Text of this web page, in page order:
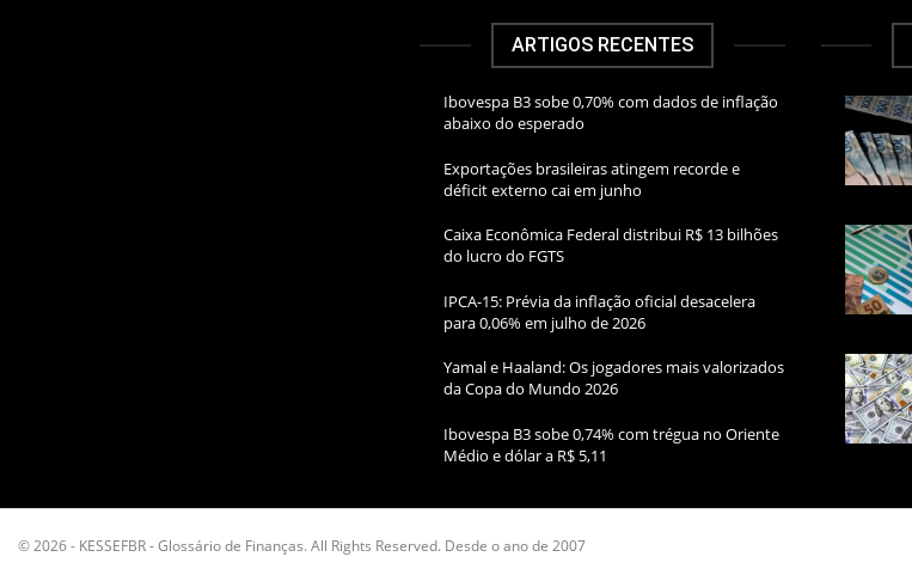
ARTIGOS RECENTES
Ibovespa B3 sobe 0,70% com dados de inflação
abaixo do esperado
Exportações brasileiras atingem recorde e
déficit externo cai em junho
Caixa Econômica Federal distribui R$ 13 bilhões
do lucro do FGTS
IPCA-15: Prévia da inflação oficial desacelera
para 0,06% em julho de 2026
Yamal e Haaland: Os jogadores mais valorizados
da Copa do Mundo 2026
Ibovespa B3 sobe 0,74% com trégua no Oriente
Médio e dólar a R$ 5,11
© 2026 - KESSEFBR - Glossário de Finanças. All Rights Reserved. Desde o ano de 2007